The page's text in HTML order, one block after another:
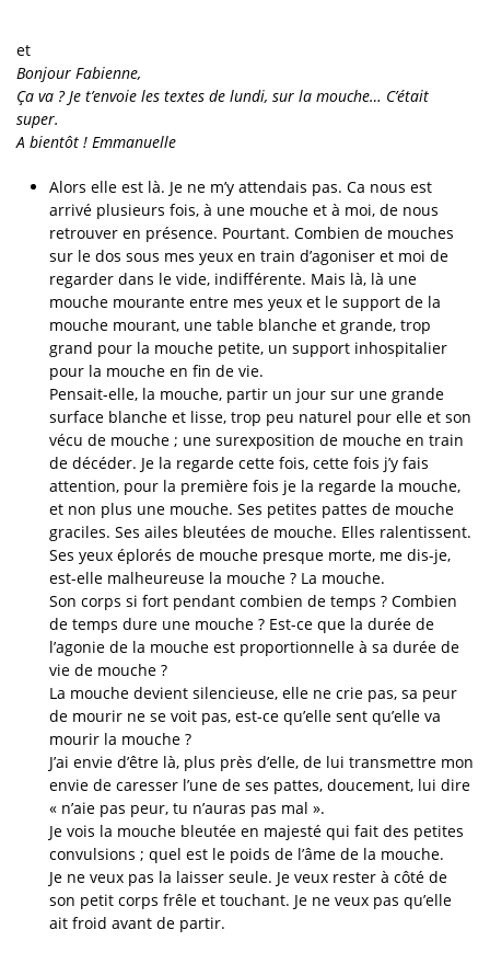
et
Bonjour Fabienne,
Ça va ? Je t’envoie les textes de lundi, sur la mouche… C’était
super.
A bientôt ! Emmanuelle
Alors elle est là. Je ne m’y attendais pas. Ca nous est
arrivé plusieurs fois, à une mouche et à moi, de nous
retrouver en présence. Pourtant. Combien de mouches
sur le dos sous mes yeux en train d’agoniser et moi de
regarder dans le vide, indifférente. Mais là, là une
mouche mourante entre mes yeux et le support de la
mouche mourant, une table blanche et grande, trop
grand pour la mouche petite, un support inhospitalier
pour la mouche en fin de vie.
Pensait-elle, la mouche, partir un jour sur une grande
surface blanche et lisse, trop peu naturel pour elle et son
vécu de mouche ; une surexposition de mouche en train
de décéder. Je la regarde cette fois, cette fois j’y fais
attention, pour la première fois je la regarde la mouche,
et non plus une mouche. Ses petites pattes de mouche
graciles. Ses ailes bleutées de mouche. Elles ralentissent.
Ses yeux éplorés de mouche presque morte, me dis-je,
est-elle malheureuse la mouche ? La mouche.
Son corps si fort pendant combien de temps ? Combien
de temps dure une mouche ? Est-ce que la durée de
l’agonie de la mouche est proportionnelle à sa durée de
vie de mouche ?
La mouche devient silencieuse, elle ne crie pas, sa peur
de mourir ne se voit pas, est-ce qu’elle sent qu’elle va
mourir la mouche ?
J’ai envie d’être là, plus près d’elle, de lui transmettre mon
envie de caresser l’une de ses pattes, doucement, lui dire
« n’aie pas peur, tu n’auras pas mal ».
Je vois la mouche bleutée en majesté qui fait des petites
convulsions ; quel est le poids de l’âme de la mouche.
Je ne veux pas la laisser seule. Je veux rester à côté de
son petit corps frêle et touchant. Je ne veux pas qu’elle
ait froid avant de partir.